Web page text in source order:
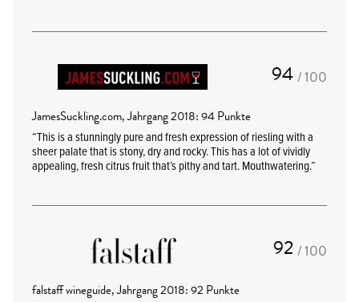
94 / 100
JamesSuckling.com, Jahrgang 2018: 94 Punkte
“This is a stunningly pure and fresh expression of riesling with a
sheer palate that is stony, dry and rocky. This has a lot of vividly
appealing, fresh citrus fruit that’s pithy and tart. Mouthwatering.”
92 / 100
falstaff wineguide, Jahrgang 2018: 92 Punkte